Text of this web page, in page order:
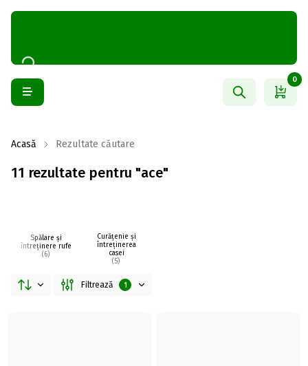
0
Acasă Rezultate căutare
11 rezultate pentru "ace"
Spălare și
întreținere rufe
(6)
Curățenie și
întreținerea
casei
(5)
Filtrează 1